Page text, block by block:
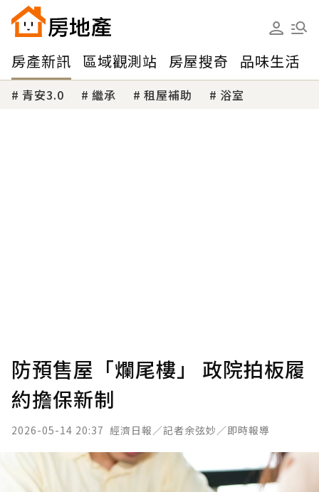
房產新訊 區域觀測站 房屋搜奇 品味生活
青安3.0 繼承 租屋補助 浴室
防預售屋「爛尾樓」 政院拍板履
約擔保新制
2026-05-14 20:37 經濟日報／記者余弦妙／即時報導